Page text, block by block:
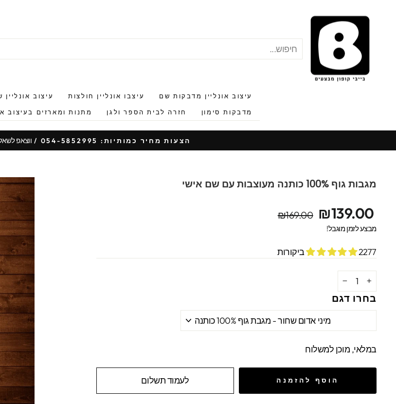
עיצוב אונליין מדבקות שם עיצבו אונליין חולצות עיצוב
מדבקות סימון חזרה לבית הספר ולגן מתנות ומארזים בעיצוב
עצור
הצעות מחיר כמותיות: 054-5852995 / ווצאפ לשאלות : 050-
מגבות גוף 100% כותנה מעוצבות עם שם אישי
מחיר
מקורי
מחיר
מבצע
₪139.00
₪169.00
מבצע לזמן מוגבל!
2277 ביקורות
+
בחרו דגם
במלאי, מוכן למשלוח
הוסף להזמנה לעמוד תשלום